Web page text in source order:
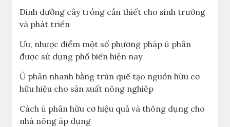
Dinh dưỡng cây trồng cần thiết cho sinh trưởng
và phát triển
Ưu, nhược điểm một số phương pháp ủ phân
được sử dụng phổ biến hiện nay
Ủ phân nhanh bằng trùn quế tạo nguồn hữu cơ
hữu hiệu cho sản xuất nông nghiệp
Cách ủ phân hữu cơ hiệu quả và thông dụng cho
nhà nông áp dụng